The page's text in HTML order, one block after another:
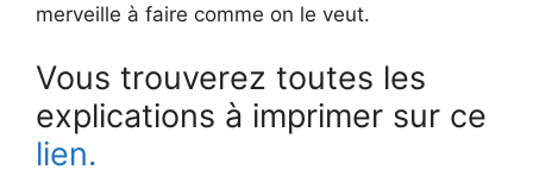
i
d
merveille à faire comme on le veut.
Vous trouverez toutes les
explications à imprimer sur ce
lien.